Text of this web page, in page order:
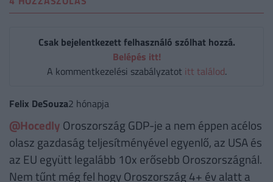
Csak bejelentkezett felhasználó szólhat hozzá.
Belépés itt!
A kommentkezelési szabályzatot itt találod.
Felix DeSouza2 hónapja
@Hocedly Oroszország GDP-je a nem éppen acélos
olasz gazdaság teljesítményével egyenlő, az USA és
az EU együtt legalább 10x erősebb Oroszországnál.
Nem tűnt még fel hogy Oroszország 4+ év alatt a